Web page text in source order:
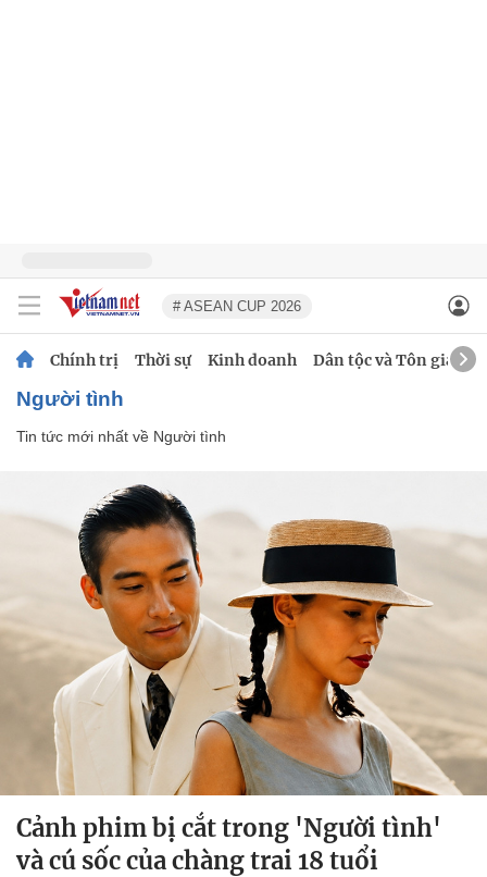
# ASEAN CUP 2026
Chính trị Thời sự Kinh doanh Dân tộc và Tôn giáo
Người tình
Tin tức mới nhất về Người tình
Cảnh phim bị cắt trong 'Người tình'
và cú sốc của chàng trai 18 tuổi